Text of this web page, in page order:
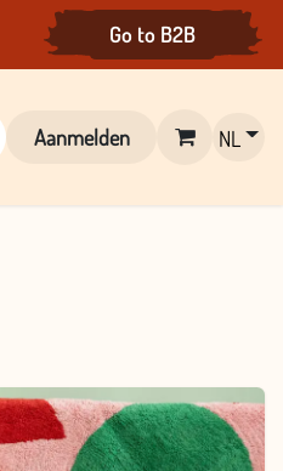
Go to B2B
Aanmelden NL